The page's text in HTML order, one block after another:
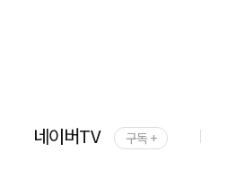
네이버TV 구독 +